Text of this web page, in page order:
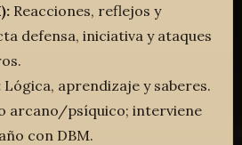
Reacciones, reflejos y
defensa, iniciativa y ataques
Lógica, aprendizaje y saberes.
arcano/psíquico; interviene
con DBM.